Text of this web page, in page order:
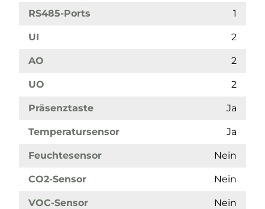
RS485-Ports 1
UI 2
AO 2
UO 2
Präsenztaste Ja
Temperatursensor Ja
Feuchtesensor Nein
CO2-Sensor Nein
VOC-Sensor Nein